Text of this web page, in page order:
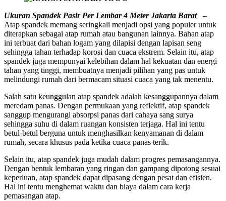
Ukuran Spandek Pasir Per Lembar 4 Meter Jakarta Barat–
Atap spandek memang seringkali menjadi opsi yang populer untuk
diterapkan sebagai atap rumah atau bangunan lainnya. Bahan atap
ini terbuat dari bahan logam yang dilapisi dengan lapisan seng
sehingga tahan terhadap korosi dan cuaca ekstrem. Selain itu, atap
spandek juga mempunyai kelebihan dalam hal kekuatan dan energi
tahan yang tinggi, membuatnya menjadi pilihan yang pas untuk
melindungi rumah dari bermacam situasi cuaca yang tak menentu.
Salah satu keunggulan atap spandek adalah kesanggupannya dalam
meredam panas. Dengan permukaan yang reflektif, atap spandek
sanggup mengurangi absorpsi panas dari cahaya sang surya
sehingga suhu di dalam ruangan konsisten terjaga. Hal ini tentu
betul-betul berguna untuk menghasilkan kenyamanan di dalam
rumah, secara khusus pada ketika cuaca panas terik.
Selain itu, atap spandek juga mudah dalam progres pemasangannya.
Dengan bentuk lembaran yang ringan dan gampang dipotong sesuai
keperluan, atap spandek dapat dipasang dengan pesat dan efisien.
Hal ini tentu menghemat waktu dan biaya dalam cara kerja
pemasangan atap.